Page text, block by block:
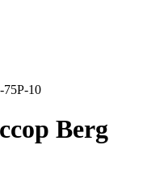
75Р-10
Berg